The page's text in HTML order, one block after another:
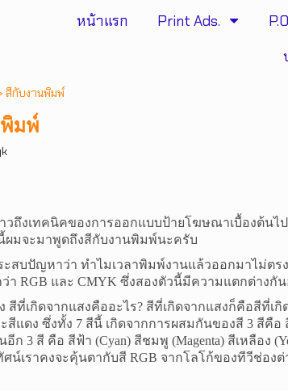
หน้าแรก Print Ads.
สีกับงานพิมพ์
พิมพ์
วถึงเทคนิคของการออกแบบป้ายโฆษณาเบื้องต้นไ
ผมจะมาพูดถึงสีกับงานพิมพ์นะครับ
ะสบปัญหาว่า ทำไมเวลาพิมพ์งานแล้วออกมาไม่ต
ว่าRGB และCMYKซึ่งสองตัวนี้มีความแตกต่างกัน
สีที่เกิดจากแสงคืออะไร? สีที่เกิดจากแสงก็คือสีที่เกิ
สีแดง ซึ่งทั้ง 7 สีนี้ เกิดจากการผสมกันของสี 3 สีคือ
อีก 3 สี คือ สีฟ้า (Cyan) สีชมพู (Magenta) สีเหลือง (
ศน์เราคงจะคุ้นตากับสีRGB จากโลโก้ของทีวีช่องต่